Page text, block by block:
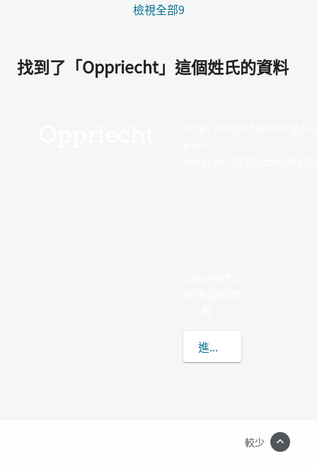
檢視全部9
找到了「Oppriecht」這個姓氏的資料
進一步了解OPPRIECHT
較少